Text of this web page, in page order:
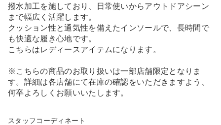
撥水加工を施しており、日常使いからアウトドアシーン
まで幅広く活躍します。
クッション性と通気性を備えたインソールで、長時間で
も快適な履き心地です。
こちらはレディースアイテムになります。
※こちらの商品のお取り扱いは一部店舗限定となりま
す。詳細は各店舗にて在庫の確認をいただきますよう、
何卒よろしくお願いいたします。
スタッフコーディネート